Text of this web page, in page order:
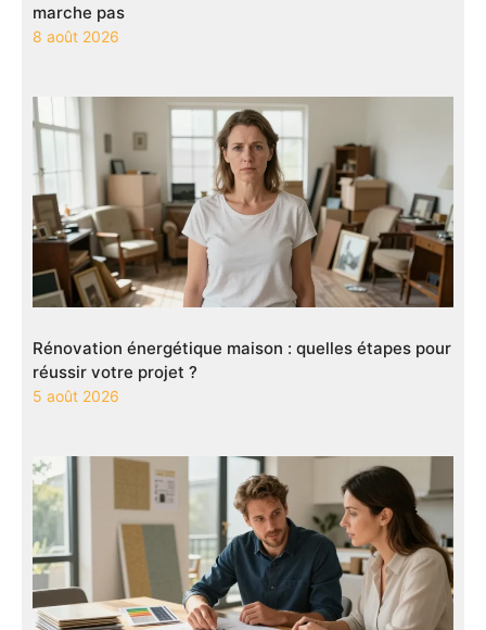
marche pas
8 août 2026
Rénovation énergétique maison : quelles étapes pour
réussir votre projet ?
5 août 2026